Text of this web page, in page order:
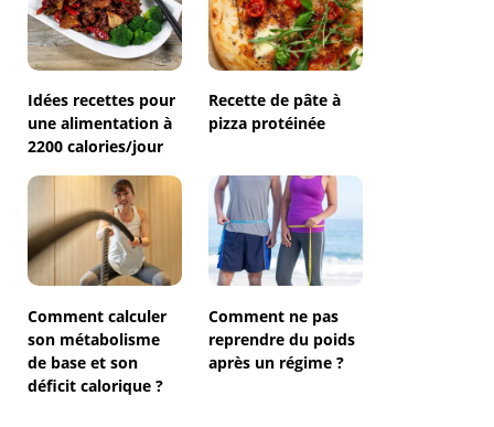
Idées recettes pour
une alimentation à
2200 calories/jour
Recette de pâte à
pizza protéinée
Comment calculer
son métabolisme
de base et son
déficit calorique ?
Comment ne pas
reprendre du poids
après un régime ?